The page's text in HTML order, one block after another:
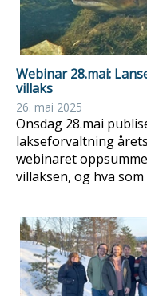
Webinar 28.mai:
villaks
26. mai 2025
Onsdag 28.mai
lakseforvaltning
webinaret
villaksen, og hva